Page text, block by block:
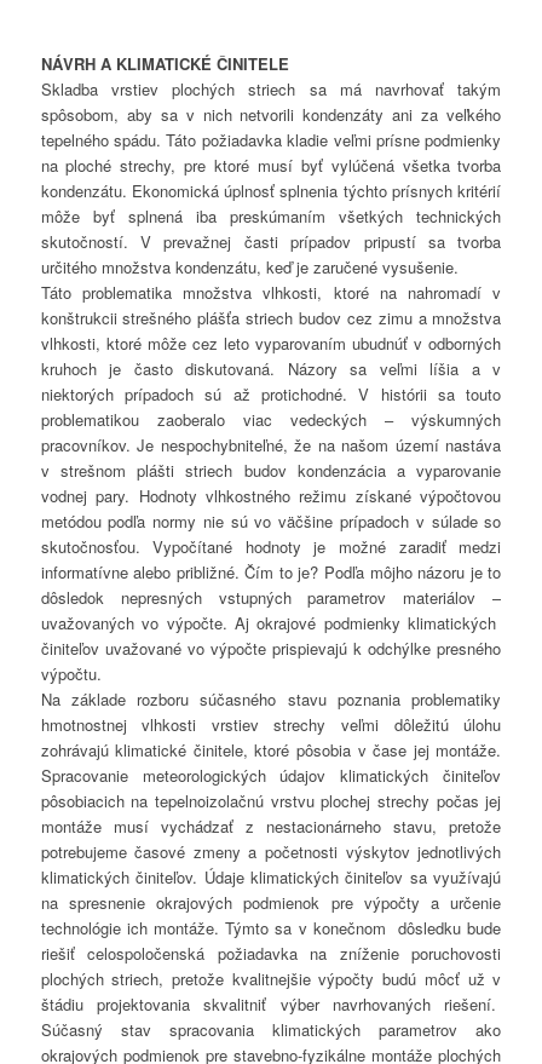
NÁVRH A KLIMATICKÉ ČINITELE
Skladba vrstiev plochých striech sa má navrhovať takým
spôsobom, aby sa v nich netvorili kondenzáty ani za veľkého
tepelného spádu. Táto požiadavka kladie veľmi prísne podmienky
na ploché strechy, pre ktoré musí byť vylúčená všetka tvorba
kondenzátu. Ekonomická úplnosť splnenia týchto prísnych kritérií
môže byť splnená iba preskúmaním všetkých technických
skutočností. V prevažnej časti prípadov pripustí sa tvorba
určitého množstva kondenzátu, keď je zaručené vysušenie.
Táto problematika množstva vlhkosti, ktoré na nahromadí v
konštrukcii strešného plášťa striech budov cez zimu a množstva
vlhkosti, ktoré môže cez leto vyparovaním ubudnúť v odborných
kruhoch je často diskutovaná. Názory sa veľmi líšia a v
niektorých prípadoch sú až protichodné. V histórii sa touto
problematikou zaoberalo viac vedeckých – výskumných
pracovníkov. Je nespochybniteľné, že na našom území nastáva
v strešnom plášti striech budov kondenzácia a vyparovanie
vodnej pary. Hodnoty vlhkostného režimu získané výpočtovou
metódou podľa normy nie sú vo väčšine prípadoch v súlade so
skutočnosťou. Vypočítané hodnoty je možné zaradiť medzi
informatívne alebo približné. Čím to je? Podľa môjho názoru je to
dôsledok nepresných vstupných parametrov materiálov –
uvažovaných vo výpočte. Aj okrajové podmienky klimatických
činiteľov uvažované vo výpočte prispievajú k odchýlke presného
výpočtu.
Na základe rozboru súčasného stavu poznania problematiky
hmotnostnej vlhkosti vrstiev strechy veľmi dôležitú úlohu
zohrávajú klimatické činitele, ktoré pôsobia v čase jej montáže.
Spracovanie meteorologických údajov klimatických činiteľov
pôsobiacich na tepelnoizolačnú vrstvu plochej strechy počas jej
montáže musí vychádzať z nestacionárneho stavu, pretože
potrebujeme časové zmeny a početnosti výskytov jednotlivých
klimatických činiteľov. Údaje klimatických činiteľov sa využívajú
na spresnenie okrajových podmienok pre výpočty a určenie
technológie ich montáže. Týmto sa v konečnom dôsledku bude
riešiť celospoločenská požiadavka na zníženie poruchovosti
plochých striech, pretože kvalitnejšie výpočty budú môcť už v
štádiu projektovania skvalitniť výber navrhovaných riešení.
Súčasný stav spracovania klimatických parametrov ako
okrajových podmienok pre stavebno-fyzikálne montáže plochých